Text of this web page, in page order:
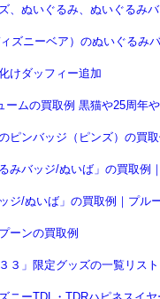
、ぬいぐるみ、ぬいぐるみ
ズニーベア）のぬいぐるみ
けダッフィー追加
ムの買取例 黒猫や25周年
ピンバッジ（ピンズ）の買
みバッジ/ぬいば」の買取例
ジ/ぬいば」の買取例｜プル
ーンの買取例
３」限定グッズの一覧リス